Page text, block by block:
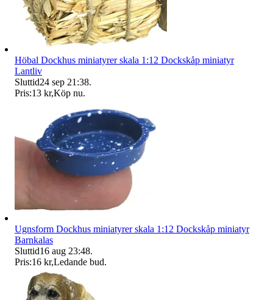
Höbal Dockhus miniatyrer skala 1:12 Dockskåp miniatyr
Lantliv
Sluttid24 sep 21:38.
Pris:13 kr,Köp nu.
Ugnsform Dockhus miniatyrer skala 1:12 Dockskåp miniatyr
Barnkalas
Sluttid16 aug 23:48.
Pris:16 kr,Ledande bud.